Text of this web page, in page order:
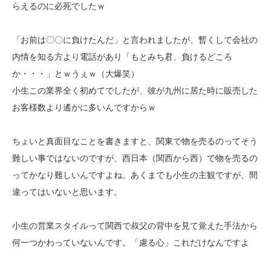
らえるのに必死でしたｗ
「お前は〇〇に負けたんだ」と言われましたが、暫くして会社の
内情を知る方より電話があり「もとみち君、負けるどころ
か・・・」とｗうぇｗ（大爆笑）
小生この業界全く初めてでしたが、彼が九州に居た時に販売した
お客様数より遙かに多いんですからｗ
ちょいと真面目なことを書きますと、関東で物を売るのってそう
難しい事ではないのですが、西日本（関西から西）で物を売るの
ってかなり難しいんですよね。あくまでも小生の主観ですが、間
違ってはいないと思います。
小生の営業スタイルって関西で叔父の背中を見て覚えた手法から
何一つかわっていないんです。「慮る心」これだけなんですよ